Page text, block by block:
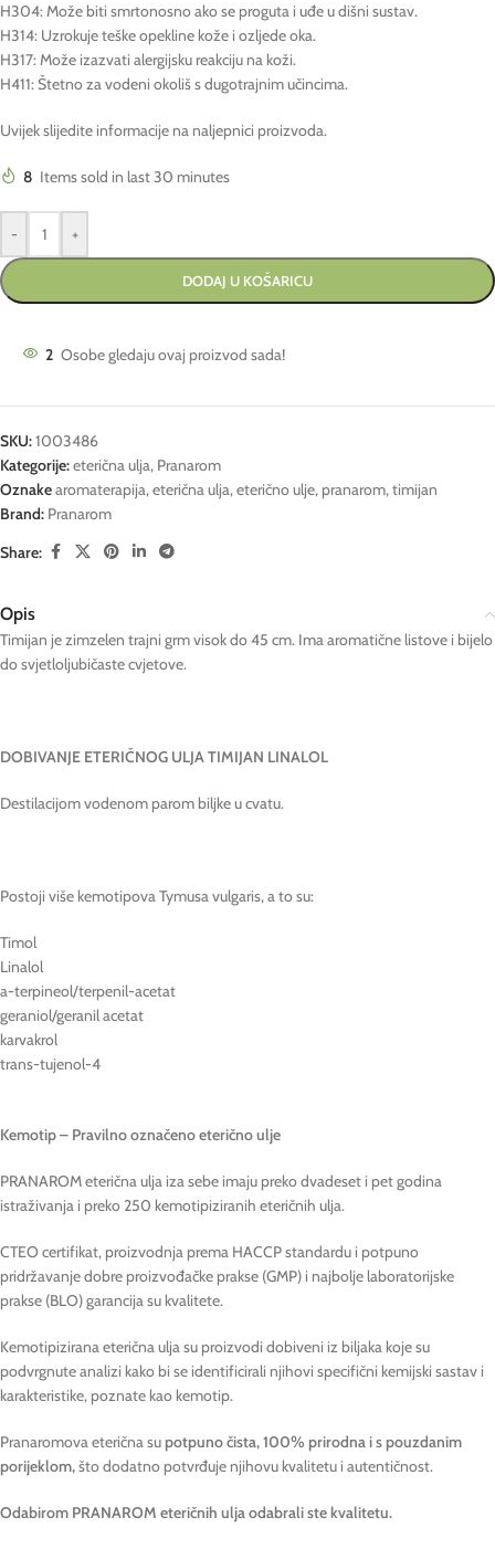
H304: Može biti smrtonosno ako se proguta i uđe u dišni sustav.
H314: Uzrokuje teške opekline kože i ozljede oka.
H317: Može izazvati alergijsku reakciju na koži.
H411: Štetno za vodeni okoliš s dugotrajnim učincima.
Uvijek slijedite informacije na naljepnici proizvoda.
8 Items sold in last 30 minutes
- +
DODAJ U KOŠARICU
2 Osobe gledaju ovaj proizvod sada!
SKU:1003486
Kategorije:eterična ulja, Pranarom
Oznakearomaterapija,eterična ulja,eterično ulje, pranarom,timijan
Brand: Pranarom
Share:
Opis
Timijan je zimzelen trajni grm visok do 45 cm. Ima aromatične listove i bijelo
do svjetloljubičaste cvjetove.
DOBIVANJE ETERIČNOG ULJA TIMIJAN LINALOL
Destilacijom vodenom parom biljke u cvatu.
Postoji više kemotipova Tymusa vulgaris, a to su:
Timol
Linalol
a-terpineol/terpenil-acetat
geraniol/geranil acetat
karvakrol
trans-tujenol-4
Kemotip – Pravilno označeno eterično ulje
PRANAROM eterična ulja iza sebe imaju preko dvadeset i pet godina
istraživanja i preko 250 kemotipiziranih eteričnih ulja.
CTEO certifikat, proizvodnja prema HACCP standardu i potpuno
pridržavanje dobre proizvođačke prakse (GMP) i najbolje laboratorijske
prakse (BLO) garancija su kvalitete.
Kemotipizirana eterična ulja su proizvodi dobiveni iz biljaka koje su
podvrgnute analizi kako bi se identificirali njihovi specifični kemijski sastav i
karakteristike, poznate kao kemotip.
Pranaromova eterična supotpuno čista, 100% prirodna i s pouzdanim
porijeklom,što dodatno potvrđuje njihovu kvalitetu i autentičnost.
Odabirom PRANAROM eteričnih ulja odabrali ste kvalitetu.